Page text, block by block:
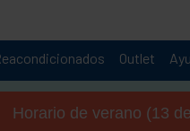
Outlet
Horario de verano (13